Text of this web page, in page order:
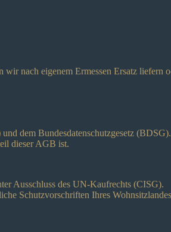
nach eigenem Ermessen Ersatz liefern
dem Bundesdatenschutzgesetz (BDSG).
dieser AGB ist.
Ausschluss des UN-Kaufrechts (CISG).
Schutzvorschriften Ihres Wohnsitzlandes